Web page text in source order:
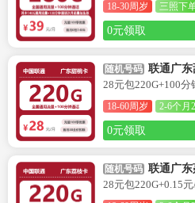
18-30周岁 三照下
0元领取
随机号码 联通广
28元包220G+100分
18-60周岁 2-6个月
0元领取
随机号码 联通广
28元包220G+0.15